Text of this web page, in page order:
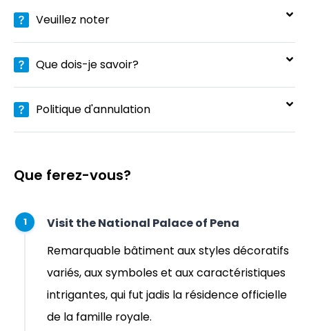
Veuillez noter
Que dois-je savoir?
Politique d'annulation
Que ferez-vous?
1
Visit the National Palace of Pena
Remarquable bâtiment aux styles décoratifs
variés, aux symboles et aux caractéristiques
intrigantes, qui fut jadis la résidence officielle
de la famille royale.